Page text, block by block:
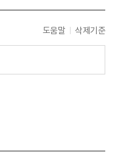
도움말 삭제기준